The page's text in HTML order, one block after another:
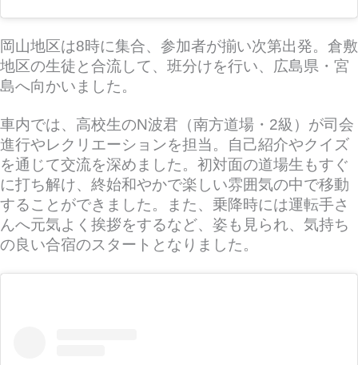
岡山地区は8時に集合、参加者が揃い次第出発。倉敷
地区の生徒と合流して、班分けを行い、広島県・宮
島へ向かいました。
車内では、高校生のN波君（南方道場・2級）が司会
進行やレクリエーションを担当。 自己紹介やクイズ
を通じて交流を深めました。初対面の道場生もすぐ
に打ち解け、終始和やかで楽しい雰囲気の中で移動
することができました。
また、乗降時には運転手さ
んへ元気よく挨拶をするなど、姿も見られ、気持ち
の良い合宿のスタートとなりました。